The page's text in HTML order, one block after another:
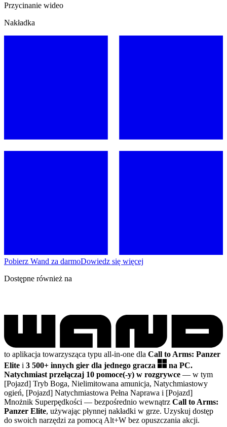
Przycinanie wideo
Nakładka
Pobierz Wand za darmoDowiedz się więcej
Dostępne również na
to aplikacja towarzysząca typu all-in-one dla Call to Arms: Panzer
Elite i 3 500+ innych gier dla jednego gracza
na PC.
Natychmiast przełączaj 10 pomoce(-y) w rozgrywce — w tym
[Pojazd] Tryb Boga, Nielimitowana amunicja, Natychmiastowy
ogień, [Pojazd] Natychmiastowa Pełna Naprawa i [Pojazd]
Mnożnik Superpędkości — bezpośrednio wewnątrz Call to Arms:
Panzer Elite, używając płynnej nakładki w grze. Uzyskuj dostęp
do swoich narzędzi za pomocą Alt+W bez opuszczania akcji.